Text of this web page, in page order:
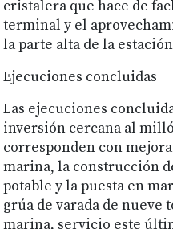
cristalera que hace de
terminal y el
la parte alta de la
Ejecuciones concluidas
Las ejecuciones
inversión cercana al
corresponden con
marina, la construcción
potable y la puesta en
grúa de varada de nueve
marina, servicio este